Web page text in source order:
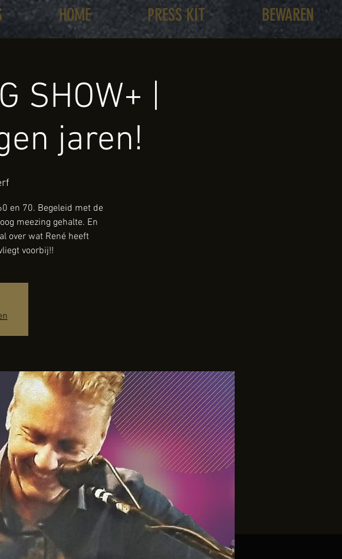
HOME PRESS KIT BEWAREN
SHOW+ |
jaren!
en 70. Begeleid met de
meezing gehalte. En
over wat René heeft
voorbij!!